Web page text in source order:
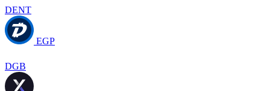
DENT
EGP
DGB